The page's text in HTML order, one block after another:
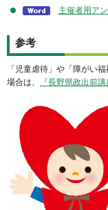
主催者用ア
参考
「児童虐待」や「障がい
場合は、
『長野県政出前講